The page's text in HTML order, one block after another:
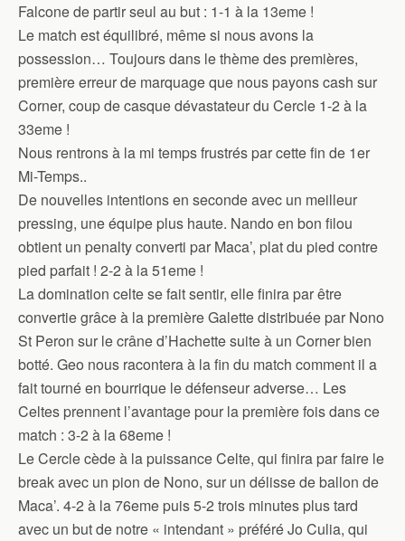
Falcone de partir seul au but : 1-1 à la 13eme !
Le match est équilibré, même si nous avons la
possession… Toujours dans le thème des premières,
première erreur de marquage que nous payons cash sur
Corner, coup de casque dévastateur du Cercle 1-2 à la
33eme !
Nous rentrons à la mi temps frustrés par cette fin de 1er
Mi-Temps..
De nouvelles intentions en seconde avec un meilleur
pressing, une équipe plus haute. Nando en bon filou
obtient un penalty converti par Maca’, plat du pied contre
pied parfait ! 2-2 à la 51eme !
La domination celte se fait sentir, elle finira par être
convertie grâce à la première Galette distribuée par Nono
St Peron sur le crâne d’Hachette suite à un Corner bien
botté. Geo nous racontera à la fin du match comment il a
fait tourné en bourrique le défenseur adverse… Les
Celtes prennent l’avantage pour la première fois dans ce
match : 3-2 à la 68eme !
Le Cercle cède à la puissance Celte, qui finira par faire le
break avec un pion de Nono, sur un délisse de ballon de
Maca’. 4-2 à la 76eme puis 5-2 trois minutes plus tard
avec un but de notre « intendant » préféré Jo Culia, qui